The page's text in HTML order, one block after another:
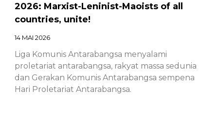
2026: Marxist-Leninist-Maoists of all
countries, unite!
14 MAI 2026
Liga Komunis Antarabangsa menyalami
proletariat antarabangsa, rakyat massa sedunia
dan Gerakan Komunis Antarabangsa sempena
Hari Proletariat Antarabangsa.